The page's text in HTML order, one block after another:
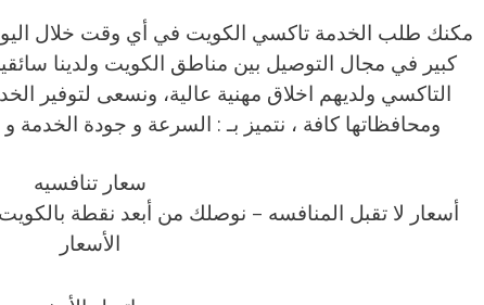
مكنك طلب الخدمة تاكسي الكويت في أي وقت خلال
كبير في مجال التوصيل بين مناطق الكويت ولدينا
التاكسي ولديهم اخلاق مهنية عالية، ونسعى لتوفير
ومحافظاتها كافة ، نتميز بـ : السرعة و جودة
سعار تنافسيه
أسعار لا تقبل المنافسه – نوصلك من أبعد نقطة
الأسعار